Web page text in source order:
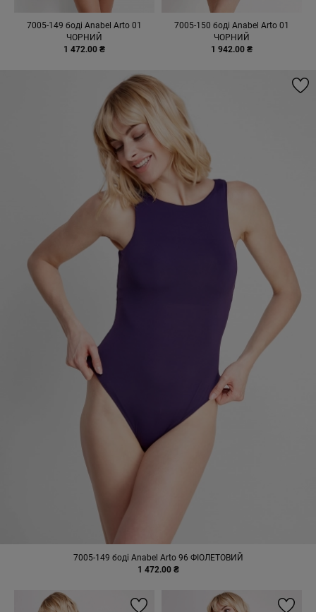
7005-149 боді Anabel Arto 01
ЧОРНИЙ
1 472.00 ₴
7005-150 боді Anabel Arto 01
ЧОРНИЙ
1 942.00 ₴
7005-149 боді Anabel Arto 96 ФІОЛЕТОВИЙ
1 472.00 ₴